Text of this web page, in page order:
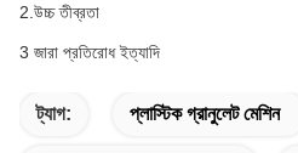
2.উচ্চ তীব্রতা
3 জারা প্রতিরোধ ইত্যাদি
ট্যাগ: প্লাস্টিক গ্রানুলেট মেশিন